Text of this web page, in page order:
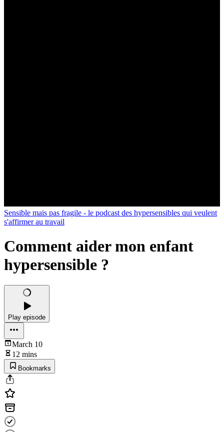
Sensible mais pas fragile - le podcast des hypersensibles qui veulent
s'affirmer au travail
Comment aider mon enfant
hypersensible ?
Play episode
March 10
12 mins
Bookmarks